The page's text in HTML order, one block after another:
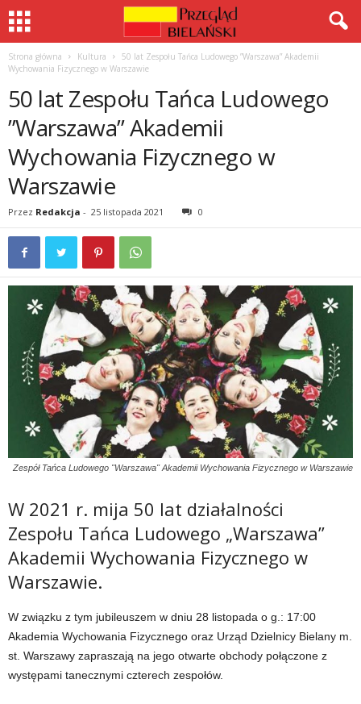
Strona główna Kultura
50 lat Zespołu Tańca Ludowego ”Warszawa” Akademii
Wychowania Fizycznego w Warszawie
50 lat Zespołu Tańca Ludowego
”Warszawa” Akademii
Wychowania Fizycznego w
Warszawie
Przez Redakcja - 25 listopada 2021 0
Zespół Tańca Ludowego ''Warszawa'' Akademii Wychowania Fizycznego w Warszawie
W 2021 r. mija 50 lat działalności
Zespołu Tańca Ludowego „Warszawa”
Akademii Wychowania Fizycznego w
Warszawie.
W związku z tym jubileuszem w dniu 28 listopada o g.: 17:00
Akademia Wychowania Fizycznego oraz Urząd Dzielnicy Bielany m.
st. Warszawy zapraszają na jego otwarte obchody połączone z
występami tanecznymi czterech zespołów.